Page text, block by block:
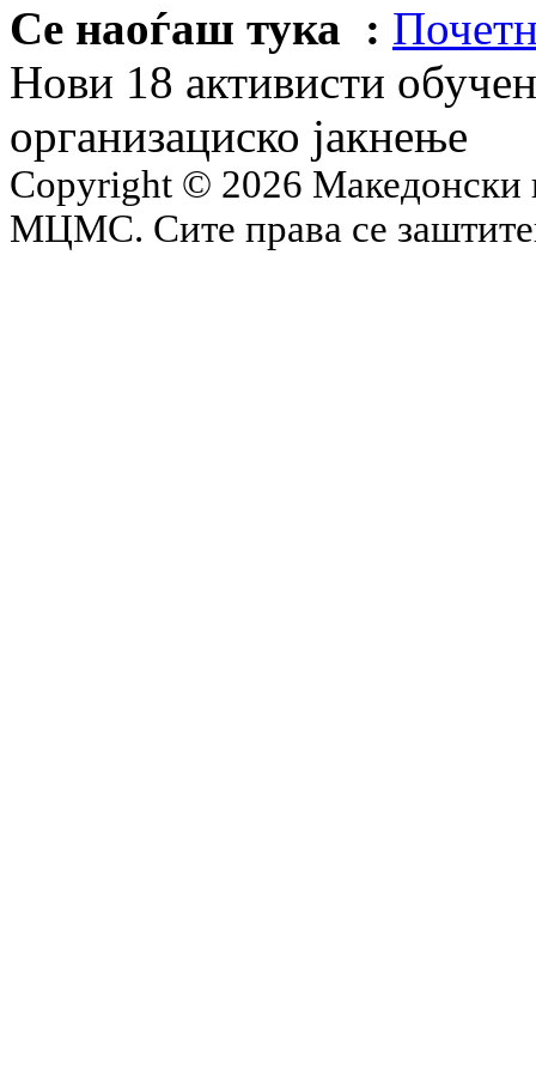
Се наоѓаш тука :
Нови 18 активисти
организациско јакнење
Copyright © 2026 Македонски
МЦМС. Сите права се